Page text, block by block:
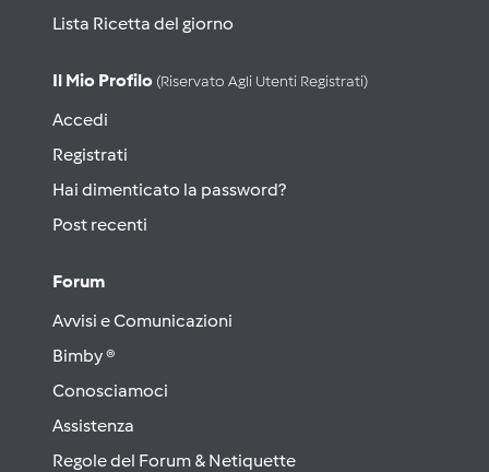
Lista Ricetta del giorno
Il Mio Profilo (riservato Agli Utenti Registrati)
Accedi
Registrati
Hai dimenticato la password?
Post recenti
Forum
Avvisi e Comunicazioni
Bimby ®
Conosciamoci
Assistenza
Regole del Forum & Netiquette